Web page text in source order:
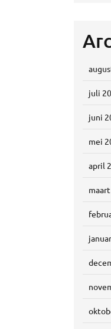
juli
juni
mei
april